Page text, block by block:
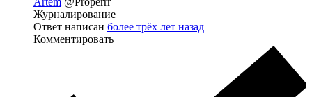
Журналирование
Ответ написан более трёх лет назад
Комментировать